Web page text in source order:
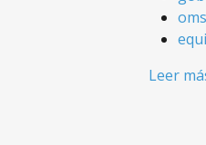
oms
Leer